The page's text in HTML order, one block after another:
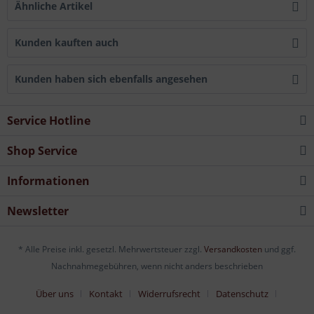
Ähnliche Artikel
Kunden kauften auch
Kunden haben sich ebenfalls angesehen
Service Hotline
Shop Service
Informationen
Newsletter
* Alle Preise inkl. gesetzl. Mehrwertsteuer zzgl. Versandkosten und ggf.
Nachnahmegebühren, wenn nicht anders beschrieben
Über uns Kontakt Widerrufsrecht
Datenschutz